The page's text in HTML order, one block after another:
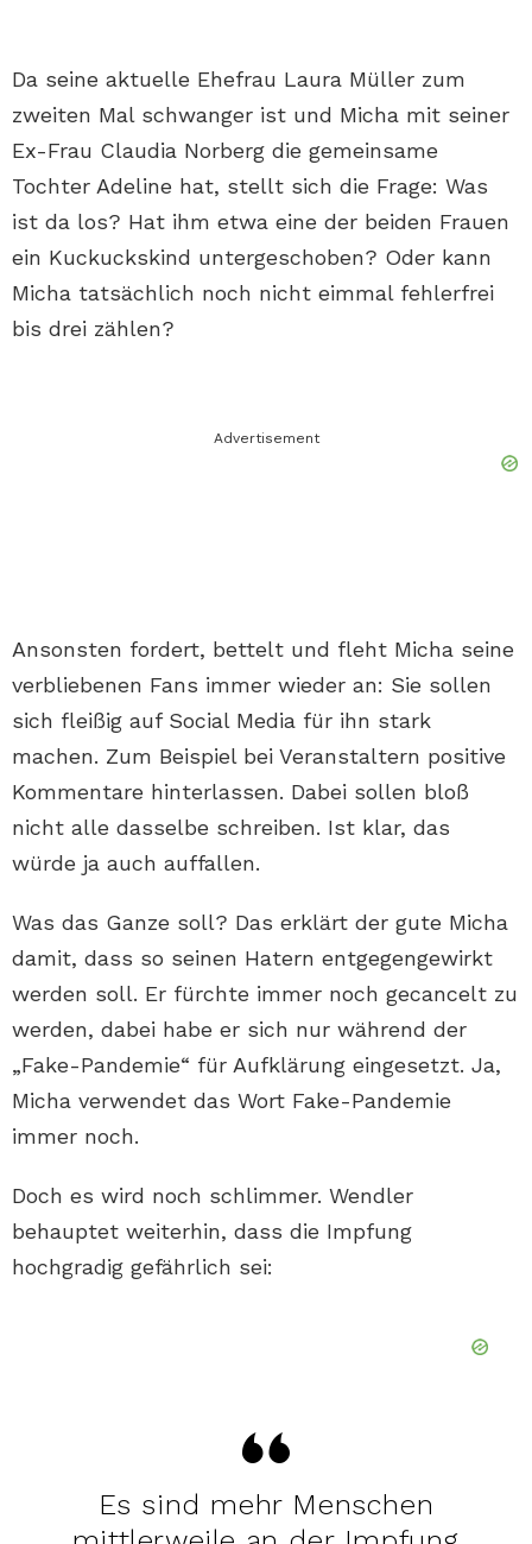
Da seine aktuelle Ehefrau Laura Müller zum
zweiten Mal schwanger ist und Micha mit seiner
Ex-Frau Claudia Norberg die gemeinsame
Tochter Adeline hat, stellt sich die Frage: Was
ist da los? Hat ihm etwa eine der beiden Frauen
ein Kuckuckskind untergeschoben? Oder kann
Micha tatsächlich noch nicht eimmal fehlerfrei
bis drei zählen?
Advertisement
Ansonsten fordert, bettelt und fleht Micha seine
verbliebenen Fans immer wieder an: Sie sollen
sich fleißig auf Social Media für ihn stark
machen. Zum Beispiel bei Veranstaltern positive
Kommentare hinterlassen. Dabei sollen bloß
nicht alle dasselbe schreiben. Ist klar, das
würde ja auch auffallen.
Was das Ganze soll? Das erklärt der gute Micha
damit, dass so seinen Hatern entgegengewirkt
werden soll. Er fürchte immer noch gecancelt zu
werden, dabei habe er sich nur während der
„Fake-Pandemie“ für Aufklärung eingesetzt. Ja,
Micha verwendet das Wort Fake-Pandemie
immer noch.
Doch es wird noch schlimmer. Wendler
behauptet weiterhin, dass die Impfung
hochgradig gefährlich sei:
Es sind mehr Menschen